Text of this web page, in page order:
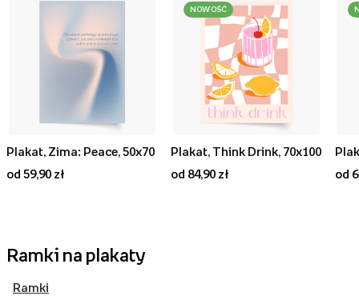
Plakat, Zima: Peace, 50x70
od 59,90 zł
NOWOŚĆ
Plakat, Think Drink, 70x100
od 84,90 zł
od
Ramki na plakaty
Ramki